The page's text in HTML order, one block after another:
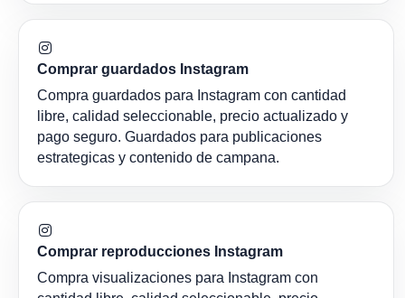
Comprar guardados Instagram
Compra guardados para Instagram con cantidad
libre, calidad seleccionable, precio actualizado y
pago seguro. Guardados para publicaciones
estrategicas y contenido de campana.
Comprar reproducciones Instagram
Compra visualizaciones para Instagram con